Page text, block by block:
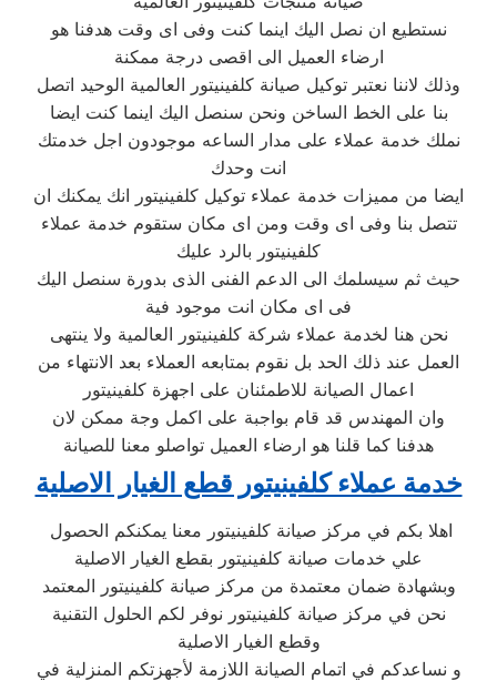
نستطيع ان نصل اليك اينما كنت وفى اى وقت هدفنا هو
ارضاء العميل الى اقصى درجة ممكنة
وذلك لاننا نعتبر توكيل صيانة كلفينيتور العالمية الوحيد اتصل
بنا على الخط الساخن ونحن سنصل اليك اينما كنت ايضا
نملك خدمة عملاء على مدار الساعه موجودون اجل خدمتك
انت وحدك
ايضا من مميزات خدمة عملاء توكيل كلفينيتور انك يمكنك ان
تتصل بنا وفى اى وقت ومن اى مكان ستقوم خدمة عملاء
كلفينيتور بالرد عليك
حيث ثم سيسلمك الى الدعم الفنى الذى بدورة سنصل اليك
فى اى مكان انت موجود فية
نحن هنا لخدمة عملاء شركة كلفينيتور العالمية ولا ينتهى
العمل عند ذلك الحد بل نقوم بمتابعه العملاء بعد الانتهاء من
اعمال الصيانة للاطمئنان على اجهزة كلفينيتور
وان المهندس قد قام بواجبة على اكمل وجة ممكن لان
هدفنا كما قلنا هو ارضاء العميل تواصلو معنا للصيانة
خدمة عملاء كلفينيتور قطع الغيار الاصلية
علي خدمات صيانة كلفينيتور بقطع الغيار الاصلية
وبشهادة ضمان معتمدة من مركز صيانة كلفينيتور المعتمد
نحن في مركز صيانة كلفينيتور نوفر لكم الحلول التقنية
وقطع الغيار الاصلية
و نساعدكم في اتمام الصيانة اللازمة لأجهزتكم المنزلية في